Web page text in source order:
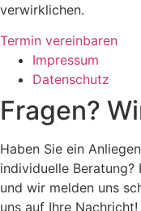
verwirklichen.
Termin vereinbaren
Impressum
Datenschutz
Fragen?
Haben Sie ein
individuelle Beratung?
und wir melden uns
uns auf Ihre Nachricht!